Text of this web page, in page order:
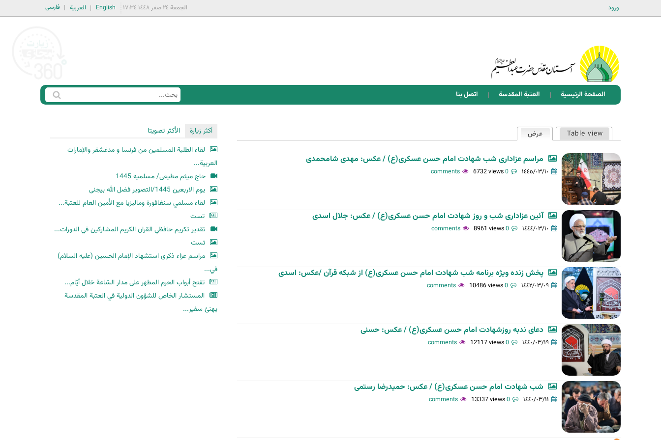
ورود فارسی العربية English الجمعة ٢٤ صفر ١٤٤٨ ١٧:٣٤
الصفحة الرئيسية العتبة المقدسة اتصل بنا
ا
ت
ة
ا
ل
ح
ب
ث
ت
ب
و
ي
ب
ا
ت
ل
أ
س
ا
س
ي
ة
Table view عرض(علامة التبويب النشطة)
مراسم عزاداری شب شهادت امام حسن عسکری(ع) / عکس: مهدی شامحمدی
١٤٤٥/٠٣/١٠ 0 comments
6732 views
آئین عزاداری شب و روز شهادت امام حسن عسکری(ع) / عکس: جلال اسدی
١٤٤٤/٠٣/١٠ 0 comments
8961 views
پخش زنده ویژه برنامه شب شهادت امام حسن عسکری(ع) از شبکه قرآن /عکس: اسدی
١٤٤٢/٠٣/٠٩ 0 comments
10486 views
دعای ندبه روزشهادت امام حسن عسکری(ع) / عکس: حسنی
١٤٤٠/٠٣/١٩ 0 comments
12117 views
شب شهادت امام حسن عسکری(ع) / عکس: حمیدرضا رستمی
١٤٤٠/٠٣/١١ 0 comments
13337 views
أكثر زيارة
الأكثر تصويتا
لقاء الطلبة المسلمين من فرنسا و مدغشقر والإمارات
العربية...
حاج میثم مطیعی/ مسلمیه 1445
یوم الاربعین 1445/التصویر فضل الله بیجنی
لقاء مسلمي سنغافورة وماليزيا مع الأمين العام للعتبة...
تست
تقدير تكريم حافظي القران الكريم المشاركين في الدورات...
تست
مراسم عزاء ذكرى استشهاد الإمام الحسين (عليه السلام)
في...
تفتح أبواب الحرم المطهر على مدار السّاعة خلال أيّام...
المستشار الخاص للشؤون الدولية في العتبة المقدسة
يهنئ سفير...